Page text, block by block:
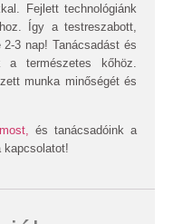
Fejlett technológiánk
Így a testreszabott,
3 nap! Tanácsadást és
a természetes kőhöz.
munka minőségét és
és tanácsadóink a
kapcsolatot!